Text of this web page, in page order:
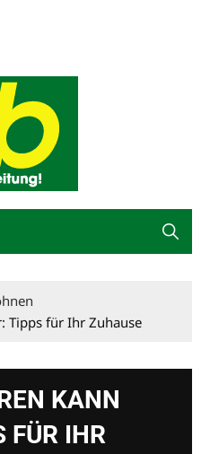
Tipps für Ihr Zuhause
KANN
FÜR IHR